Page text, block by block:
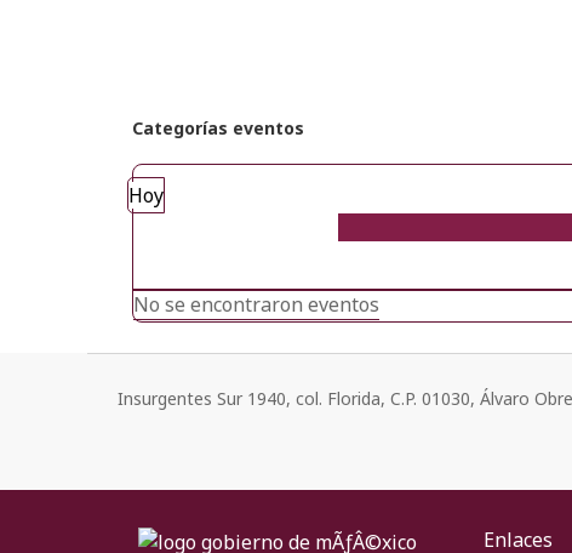
Categorías eventos
Hoy
No se encontraron eventos
Insurgentes Sur 1940, col. Florida, C.P. 01030, Álvaro
Enlaces